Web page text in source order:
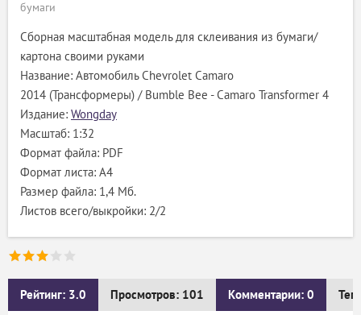
бумаги
Сборная масштабная модель для склеивания из бумаги/
картона своими руками
Название: Автомобиль Chevrolet Camaro
2014 (Трансформеры) / Bumble Bee - Camaro Transformer 4
Издание: Wongday
Масштаб: 1:32
Формат файла: PDF
Формат листа: А4
Размер файла: 1,4 Мб.
Листов всего/выкройки: 2/2
Рейтинг: 3.0 Просмотров: 101 Комментарии: 0